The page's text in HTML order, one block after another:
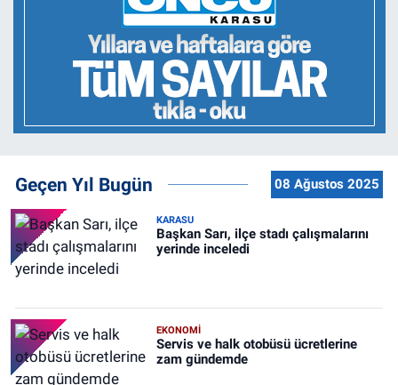
Geçen Yıl Bugün 08 Ağustos 2025
KARASU
Başkan Sarı, ilçe stadı çalışmalarını
yerinde inceledi
EKONOMİ
Servis ve halk otobüsü ücretlerine
zam gündemde